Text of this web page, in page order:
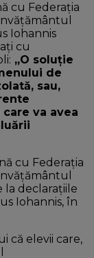
cu Federația
Iohannis
cu
„O soluție
de
sau,
va avea
cu Federația
la declarațiile
Iohannis, în
că elevii care,